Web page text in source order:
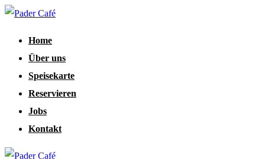
Home
Über uns
Speisekarte
Reservieren
Jobs
Kontakt